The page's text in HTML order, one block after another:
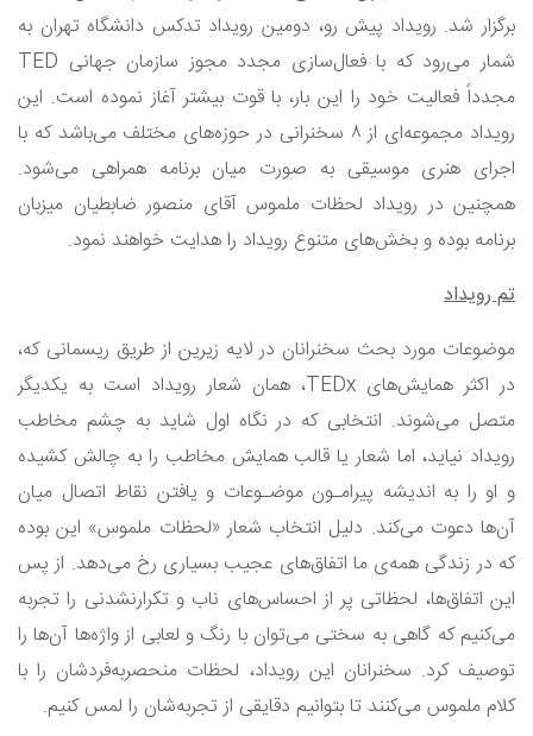
برگزار شد. رویداد پیش رو، دومین رویداد تدکس دانشگاه تهران به
شمار می‌رود که با فعال‌سازی مجدد مجوز سازمان جهانیTED
مجدداً فعالیت خود را این بار، با قوت بیشتر آغاز نموده است. این
رویداد مجموعه‌ای از ۸ سخنرانی در حوزه‌های مختلف می‌باشد که با
اجرای هنری موسیقی به صورت میان‌ برنامه همراهی می‌شود.
همچنین در رویداد لحظات ملموس آقای منصور ضابطیان میزبان
برنامه بوده و بخش‌های متنوع رویداد را هدایت خواهند نمود.
تم رویداد
موضوعات مورد بحث سخنرانان در لایه زیرین از طریق ریسمانى که،
در اکثر همایش‌هایTEDx، همان شعار رویداد است به یکدیگر
متصل می‌شوند. انتخابى که در نگاه اول شاید به چشم مخاطب
رویداد نیاید، اما شعار یا قالب همایش مخاطب را به چالش کشیده
و او را به اندیشه پیرامـون موضـوعات و یافتن نقاط اتصال میان
آن‌ها دعوت می‌کند. دلیل انتخاب شعار «لحظات ملموس» این بوده
که در زندگی همه‌ی ما اتفاق‌های عجیب بسیاری رخ می‌دهد. از پس
این اتفاق‌ها، لحظاتی پر از احساس‌های ناب و تکرارنشدنی را تجربه
می‌کنیم که گاهی به سختی می‌توان با رنگ و لعابی از واژه‌ها آن‌ها را
توصیف کرد. سخنرانان این رویداد، لحظات منحصربه‌فردشان را با
کلام‌ ملموس می‌کنند تا بتوانیم دقایقی از تجربه‌‌شان را لمس کنیم.